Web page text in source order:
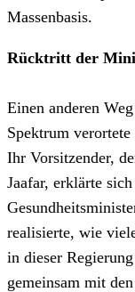
Massenbasis.
Rücktritt der
Einen anderen
Spektrum
Ihr Vorsitzender,
Jaafar, erklärte
realisierte, wie
in dieser
gemeinsam mit